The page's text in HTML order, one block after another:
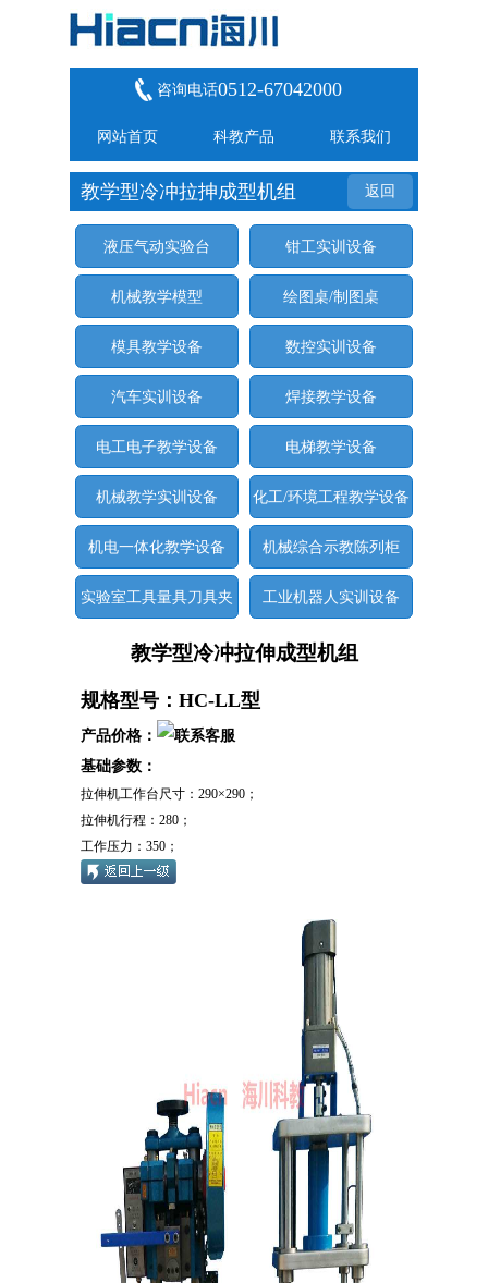
咨询电话0512-67042000
网站首页 科教产品 联系我们
返回
教学型冷冲拉抻成型机组
液压气动实验台 钳工实训设备
机械教学模型 绘图桌/制图桌
模具教学设备 数控实训设备
汽车实训设备 焊接教学设备
电工电子教学设备 电梯教学设备
机械教学实训设备 化工/环境工程教学设备
机电一体化教学设备 机械综合示教陈列柜
实验室工具量具刀具夹
具
工业机器人实训设备
教学型冷冲拉伸成型机组
规格型号：HC-LL型
产品价格：
基础参数：
拉伸机工作台尺寸：290×290；
拉伸机行程：280；
工作压力：350；